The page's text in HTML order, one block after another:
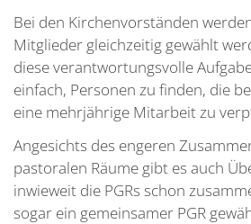
Bei den Kirchenvorständen
Mitglieder gleichzeitig gewählt
diese verantwortungsvolle
einfach, Personen zu finden, die
eine mehrjährige Mitarbeit zu
Angesichts des engeren
pastoralen Räume gibt es auch
inwieweit die PGRs schon
sogar ein gemeinsamer PGR